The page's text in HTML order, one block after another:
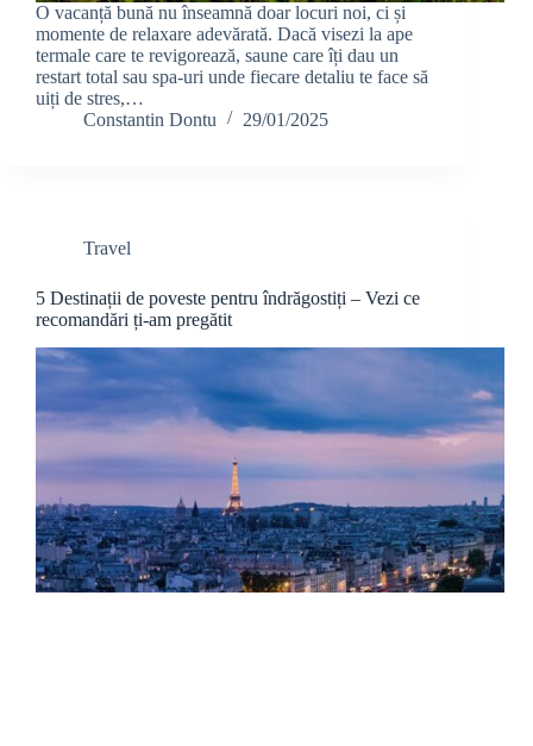
O vacanță bună nu înseamnă doar locuri noi, ci și
momente de relaxare adevărată. Dacă visezi la ape
termale care te revigorează, saune care îți dau un
restart total sau spa-uri unde fiecare detaliu te face să
uiți de stres,…
Constantin Dontu
29/01/2025
Travel
5 Destinații de poveste pentru îndrăgostiți – Vezi ce
recomandări ți-am pregătit